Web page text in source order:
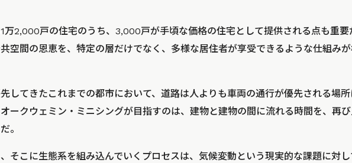
万2,000戸の住宅のうち、3,000戸が手頃な価格の住宅として提供される点も重要
空間の恩恵を、特定の層だけでなく、多様な居住者が享受できるような仕組み
してきたこれまでの都市において、道路は人よりも車両の通行が優先される場所
ークウェミン・ミニシングが目指すのは、建物と建物の間に流れる時間を、再
。
そこに生態系を組み込んでいくプロセスは、気候変動という現実的な課題に対